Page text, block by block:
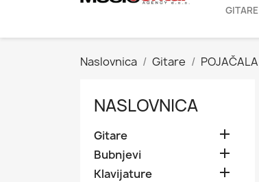
GITARE
Naslovnica Gitare POJAČALA
NASLOVNICA
Gitare 
Bubnjevi 
Klavijature 